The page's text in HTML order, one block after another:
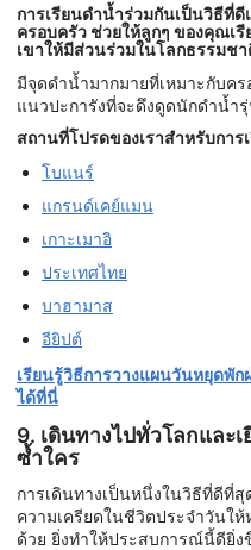
การเรียนดำน้ำร่วมกันเป็นวิธีที่
ครอบครัว ช่วยให้ลูกๆ ของคุณเ
เขาให้มีส่วนร่วมในโลกธรรมช
มีจุดดำน้ำมากมายที่เหมาะกับค
แนวปะการังที่จะดึงดูดนักดำน้ำ
สถานที่โปรดของเราสำหรับกา
โบแนร์
แกรนด์เคย์แมน
เกาะเมาอิ
ประเทศไทย
บาฮามาส
อียิปต์
เรียนรู้วิธีการวางแผนวันหยุดพั
ได้ที่นี่
9. เดินทางไปทั่วโลกและ
ซ้ำใคร
การเดินทางเป็นหนึ่งในวิธีที่ดีที่
ความเครียดในชีวิตประจำวันใ
ด้วย ยิ่งทำให้ประสบการณ์นี้ดียิ่ง